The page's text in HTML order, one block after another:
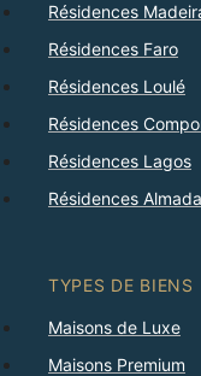
Résidences
Résidences Faro
Résidences Loulé
Résidences
Résidences Lagos
Résidences Almada
TYPES DE BIENS
Maisons de Luxe
Maisons Premium